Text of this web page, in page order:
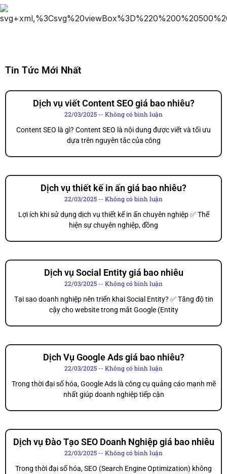
Tin Tức Mới Nhất
Dịch vụ viết Content SEO giá bao nhiêu?
22/03/2025
Không có bình luận
Content SEO là gì? Content SEO là nội dung được viết và tối ưu
dựa trên nguyên tắc của công
Dịch vụ thiết kế in ấn giá bao nhiêu?
22/03/2025
Không có bình luận
Lợi ích khi sử dụng dịch vụ thiết kế in ấn chuyên nghiệp ✅ Thể
hiện sự chuyên nghiệp, đồng
Dịch vụ Social Entity giá bao nhiêu
22/03/2025
Không có bình luận
Tại sao doanh nghiệp nên triển khai Social Entity? ✅ Tăng độ tin
cậy cho website trong mắt Google (Entity
Dịch Vụ Google Ads giá bao nhiêu?
22/03/2025
Không có bình luận
Trong thời đại số hóa, Google Ads là công cụ quảng cáo mạnh mẽ
nhất giúp doanh nghiệp tiếp cận
Dịch vụ Đào Tạo SEO Doanh Nghiệp giá bao nhiêu
22/03/2025
Không có bình luận
Trong thời đại số hóa, SEO (Search Engine Optimization) không